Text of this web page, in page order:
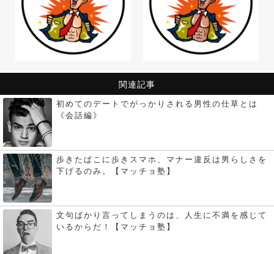
関連記事
初めてのデートでがっかりされる男性の仕草とは
《会話編》
歩きたばこに歩きスマホ、マナー違反は男らしさを
下げるのみ。【マッチョ塾】
文句ばかり言ってしまうのは、人生に不満を感じて
いるからだ！【マッチョ塾】